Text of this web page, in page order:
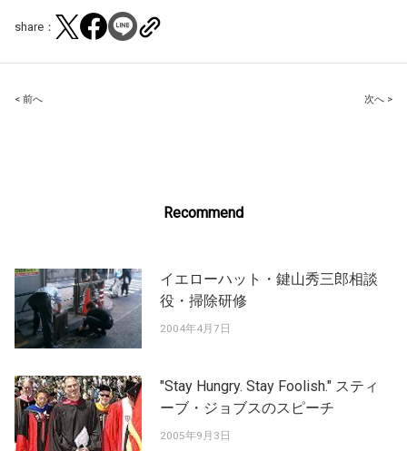
share：
Post
< 前へ 次へ >
Recommend
イエローハット・鍵山秀三郎相談
役・掃除研修
2004年4月7日
"Stay Hungry. Stay Foolish." スティ
ーブ・ジョブスのスピーチ
2005年9月3日